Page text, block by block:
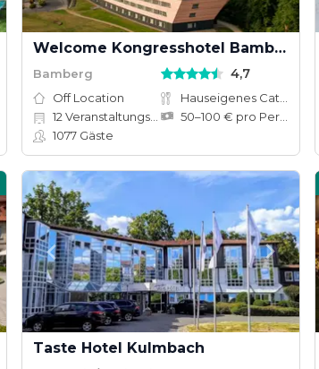
Welcome Kongresshotel Bamberg
Bamberg 4,7
Off Location
12 Veranstaltungsräume
1077 Gäste
Taste Hotel Kulmbach